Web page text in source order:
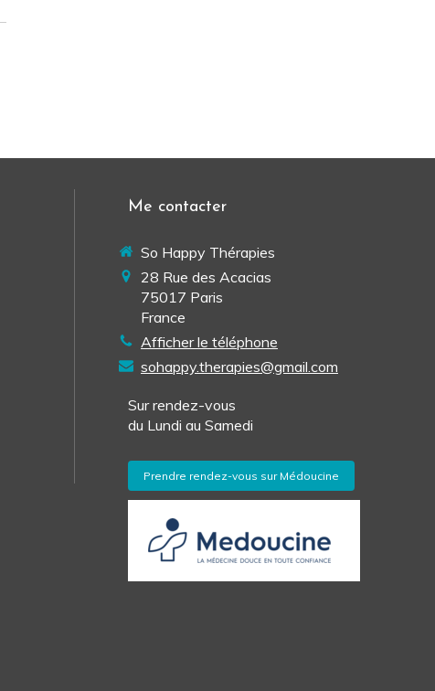
Me contacter
So Happy Thérapies
28 Rue des Acacias
75017 Paris
France
Afficher le téléphone
sohappy.therapies@gmail.com
Sur rendez-vous
du Lundi au Samedi
Prendre rendez-vous sur Médoucine